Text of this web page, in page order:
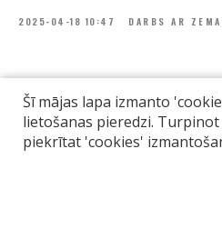
2025-04-18 10:47 DARBS AR
Šī mājas lapa izmanto
lietošanas pieredzi.
piekrītat 'cookies'